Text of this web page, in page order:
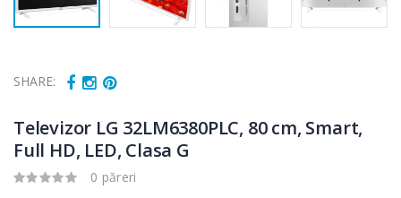
SHARE:
Televizor LG 32LM6380PLC, 80 cm, Smart,
Full HD, LED, Clasa G
0 păreri